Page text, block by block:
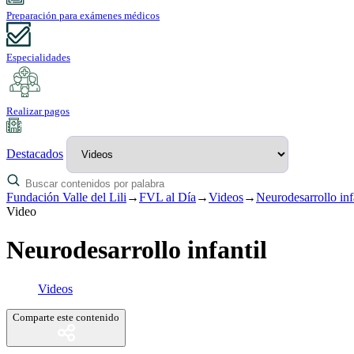
Preparación para exámenes médicos
Especialidades
Realizar pagos
Destacados
Fundación Valle del Lili →FVL al Día →Videos→Neurodesarrollo
Video
Neurodesarrollo infantil
Videos
Comparte este contenido